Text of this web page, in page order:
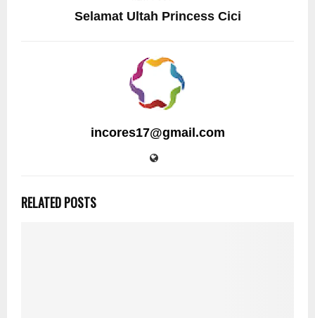
Selamat Ultah Princess Cici
incores17@gmail.com
RELATED POSTS